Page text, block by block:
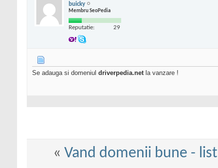
buicky
Membru SeoPedia
Reputatie: 29
Se adauga si domeniul driverpedia.netla vanzare !
« Vand domenii bune -